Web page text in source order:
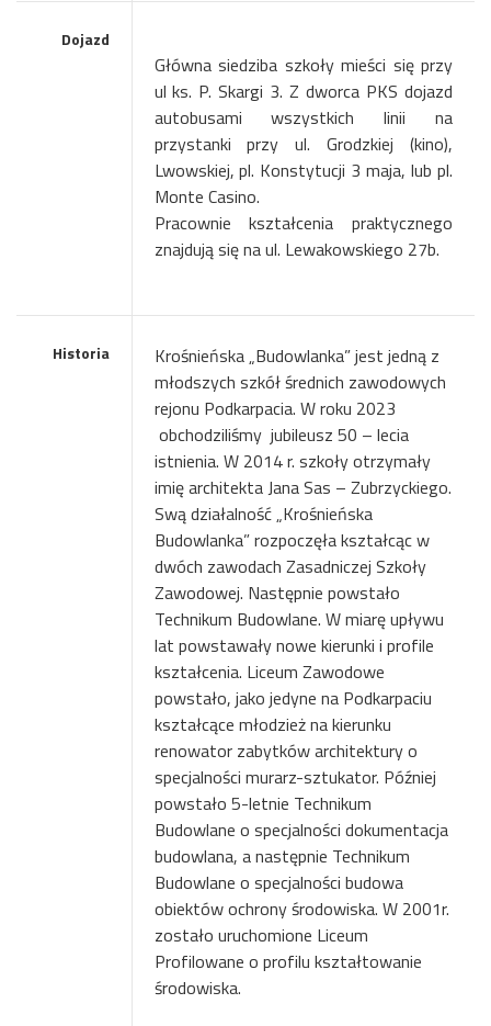
Dojazd
Główna siedziba szkoły mieści się przy
ul ks. P. Skargi 3. Z dworca PKS dojazd
autobusami wszystkich linii na
przystanki przy ul. Grodzkiej (kino),
Lwowskiej, pl. Konstytucji 3 maja, lub pl.
Monte Casino.
Pracownie kształcenia praktycznego
znajdują się na ul. Lewakowskiego 27b.
Historia
Krośnieńska „Budowlanka” jest jedną z
młodszych szkół średnich zawodowych
rejonu Podkarpacia. W roku 2023
obchodziliśmy jubileusz 50 – lecia
istnienia. W 2014 r. szkoły otrzymały
imię architekta Jana Sas – Zubrzyckiego.
Swą działalność „Krośnieńska
Budowlanka” rozpoczęła kształcąc w
dwóch zawodach Zasadniczej Szkoły
Zawodowej. Następnie powstało
Technikum Budowlane. W miarę upływu
lat powstawały nowe kierunki i profile
kształcenia. Liceum Zawodowe
powstało, jako jedyne na Podkarpaciu
kształcące młodzież na kierunku
renowator zabytków architektury o
specjalności murarz-sztukator. Później
powstało 5-letnie Technikum
Budowlane o specjalności dokumentacja
budowlana, a następnie Technikum
Budowlane o specjalności budowa
obiektów ochrony środowiska. W 2001r.
zostało uruchomione Liceum
Profilowane o profilu kształtowanie
środowiska.